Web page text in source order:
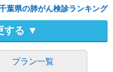
葉県の肺がん検診ランキング
する ▼
プラン一覧